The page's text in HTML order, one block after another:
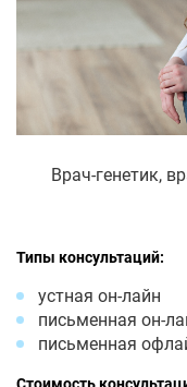
Врач-генетик,
Типы консультаций:
устная он-лайн
письменная он-
письменная